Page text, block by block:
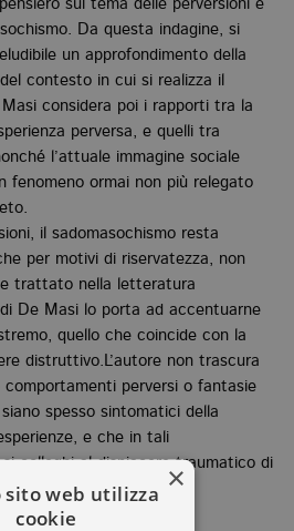
sul tema delle perversioni e
Da questa indagine, si
un approfondimento della
contesto in cui si realizza il
Masi considera poi i rapporti tra la
perversa, e quelli tra
l’attuale immagine sociale
fenomeno ormai non più relegato
il sadomasochismo resta
per motivi di riservatezza, non
trattato nella letteratura
di De Masi lo porta ad accentuarne
quello che coincide con la
distruttivo.L’autore non trascura
perversi o fantasie
spesso sintomatici della
e che in tali
colleghi al dispiacere traumatico di
×
sito web utilizza
cookie